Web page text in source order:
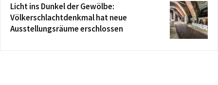
Licht ins Dunkel der Gewölbe:
Völkerschlachtdenkmal hat neue
Ausstellungsräume erschlossen